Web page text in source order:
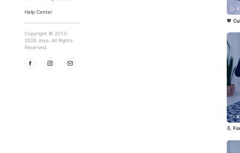
Help Center
Copyright © 2012-
2026 Joyo. All Rights
Reserved.
💖
você
io e
s! 🌸
aúde
💪
+